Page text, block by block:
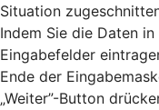
Situation
Indem Sie die Daten
Eingabefelder
Ende der
„Weiter”-Button